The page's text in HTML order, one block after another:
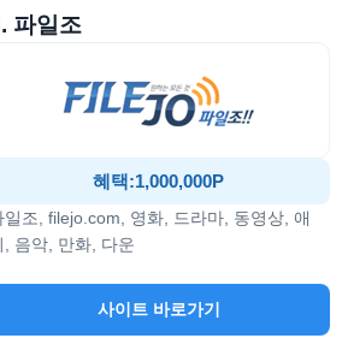
파일조
혜택:1,000,000P
일조, filejo.com, 영화, 드라마, 동영상, 애
, 음악, 만화, 다운
사이트 바로가기